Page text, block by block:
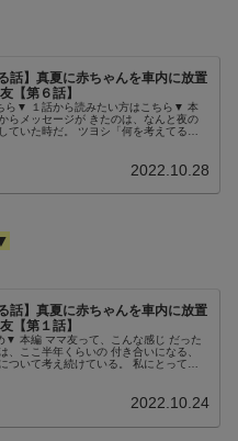
話】真夏に赤ちゃんを車内に放置
【第６話】
ら▼ １話から読みたい方はこちら▼ 本
らメッセージが きたのは、なんと夜の
ていた時だ。 ツヨシ「何を考えてるん
2022.10.28
話】真夏に赤ちゃんを車内に放置
【第１話】
▼ 本編 ママ友って、こんな感じ だった
、ここ半年くらいの 付き合いになる、
ついて考え続けている。 私にとっての
2022.10.24